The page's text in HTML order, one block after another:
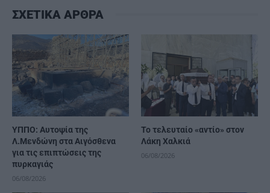
ΣΧΕΤΙΚΑ ΑΡΘΡΑ
ΥΠΠΟ: Αυτοψία της
Λ.Μενδώνη στα Αιγόσθενα
για τις επιπτώσεις της
πυρκαγιάς
06/08/2026
Το τελευταίο «αντίο» στον
Λάκη Χαλκιά
06/08/2026